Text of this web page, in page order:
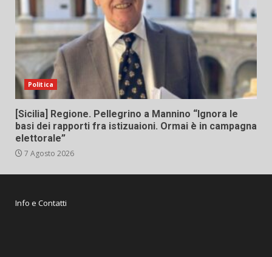
Politica
[Sicilia] Regione. Pellegrino a Mannino “Ignora le
basi dei rapporti fra istizuaioni. Ormai è in campagna
elettorale”
7 Agosto 2026
Info e Contatti